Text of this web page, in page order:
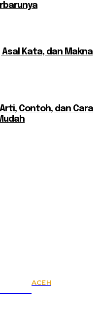
Asal Kata, dan Makna
Contoh, dan Cara
ACEH